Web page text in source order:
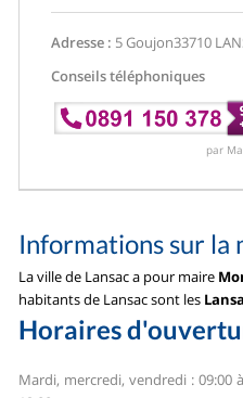
Adresse : 5 Goujon33710
Conseils téléphoniques
par
Informations sur la
La ville de Lansac a pour maire
habitants de Lansac sont les
Horaires
Mardi, mercredi, vendredi : 09:00